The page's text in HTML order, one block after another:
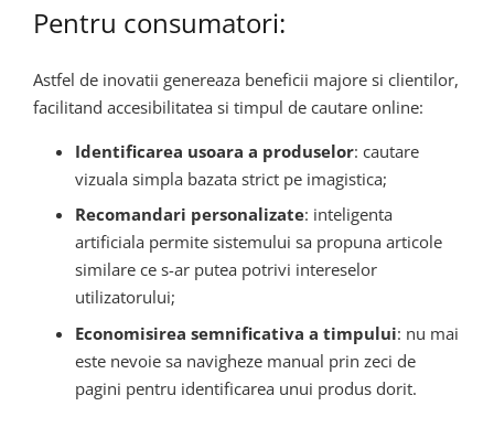
Pentru consumatori:
Astfel de inovatii genereaza beneficii majore si clientilor,
facilitand accesibilitatea si timpul de cautare online:
Identificarea usoara a produselor: cautare
vizuala simpla bazata strict pe imagistica;
Recomandari personalizate: inteligenta
artificiala permite sistemului sa propuna articole
similare ce s-ar putea potrivi intereselor
utilizatorului;
Economisirea semnificativa a timpului: nu mai
este nevoie sa navigheze manual prin zeci de
pagini pentru identificarea unui produs dorit.